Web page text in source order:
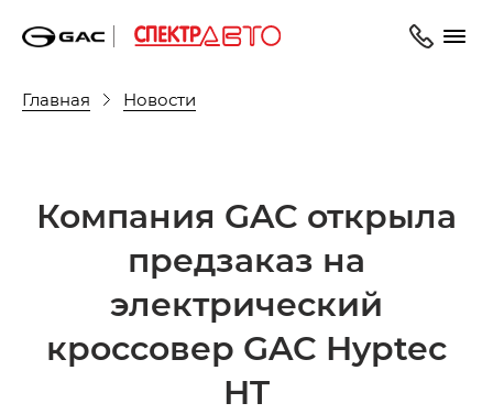
Главная Новости
Компания GAC открыла
предзаказ на
электрический
кроссовер GAC Hyptec
HT